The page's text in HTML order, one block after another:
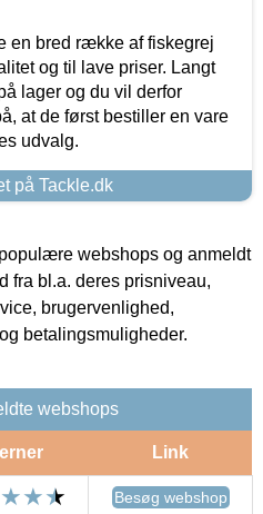
en bred række af fiskegrej
og til lave priser. Langt
lager og du vil derfor
at de først bestiller en vare
udvalg.
på Tackle.dk
webshops og anmeldt
fra bl.a. deres prisniveau,
brugervenlighed,
betalingsmuligheder.
webshops
Link
Besøg webshop